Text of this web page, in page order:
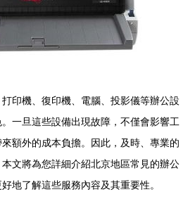
印機、復印機、電腦、投影儀等辦公設
一旦這些設備出現故障，不僅會影響工
額外的成本負擔。因此，及時、專業的
文將為您詳細介紹北京地區常見的辦公
地了解這些服務內容及其重要性。